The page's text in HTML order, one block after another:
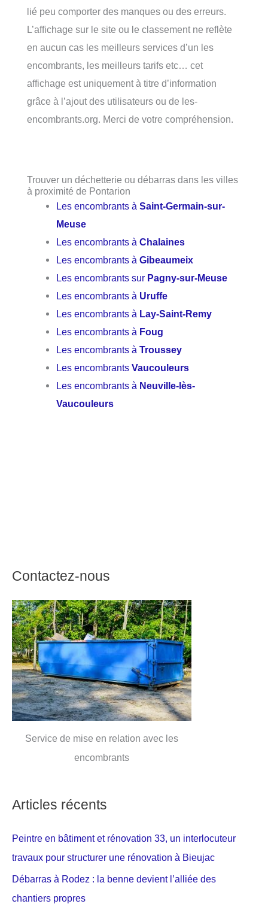
lié peu comporter des manques ou des erreurs.
L’affichage sur le site ou le classement ne reflète
en aucun cas les meilleurs services d’un les
encombrants, les meilleurs tarifs etc… cet
affichage est uniquement à titre d’information
grâce à l’ajout des utilisateurs ou de les-
encombrants.org. Merci de votre compréhension.
Trouver un déchetterie ou débarras dans les villes
à proximité de Pontarion
Les encombrants àSaint-Germain-sur-
Meuse
Les encombrants àChalaines
Les encombrants àGibeaumeix
Les encombrants sur Pagny-sur-Meuse
Les encombrants à Uruffe
Les encombrants à Lay-Saint-Remy
Les encombrants à Foug
Les encombrants àTroussey
Les encombrantsVaucouleurs
Les encombrants à Neuville-lès-
Vaucouleurs
Contactez-nous
Service de mise en relation avec les
encombrants
Articles récents
Peintre en bâtiment et rénovation 33, un interlocuteur
travaux pour structurer une rénovation à Bieujac
Débarras à Rodez : la benne devient l’alliée des
chantiers propres